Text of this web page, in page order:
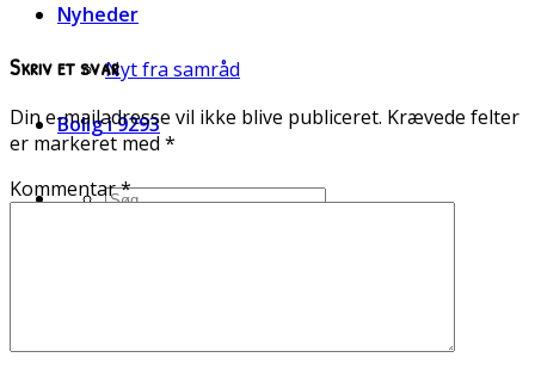
Nyheder
Nyt fra samråd
Bolig i 9293
Skriv et svar
Din e-mailadresse vil ikke blive publiceret. Krævede felter
er markeret med *
Kommentar*